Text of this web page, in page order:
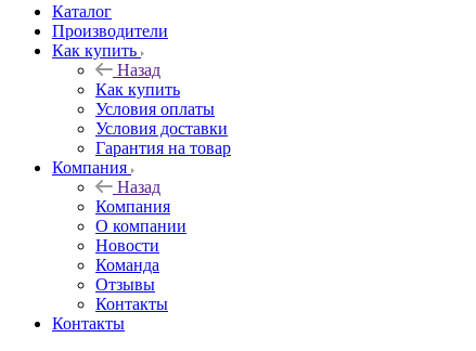
Каталог
Производители
Как купить
Назад
Как купить
Условия оплаты
Условия доставки
Гарантия на товар
Компания
Назад
Компания
О компании
Новости
Команда
Отзывы
Контакты
Контакты